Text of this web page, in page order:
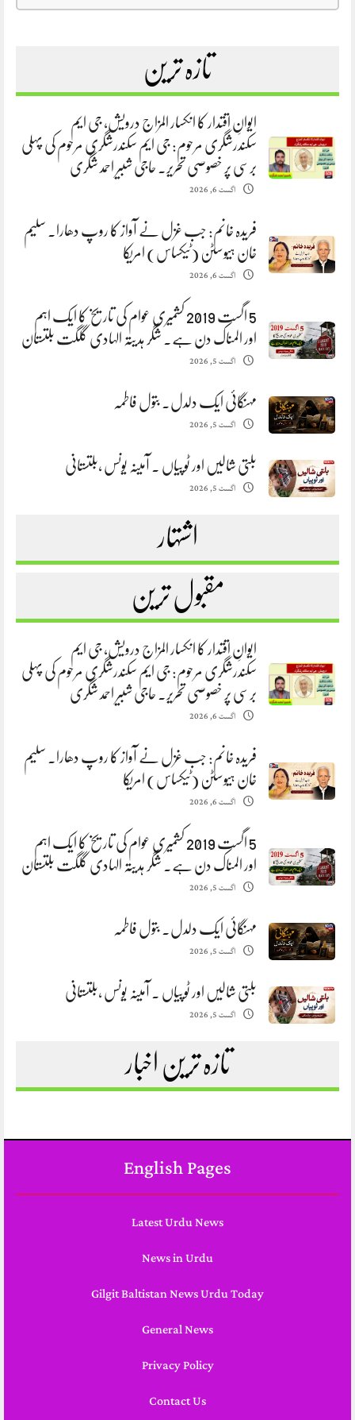
تازہ ترین
ایوانِ اقتدار کا انکسار المزاج درویش، جی ایم
سکندرشگری مرحوم: جی ایم سکندرشگری مرحوم کی پہلی
برسی پر خصوصی تحریر. حاجی شبیر احمد شگری
اگست 6, 2026
فریدہ خانم: جب غزل نے آواز کا روپ دھارا. سلیم
خان ہیوسٹن (ٹیکساس) امریکا
اگست 6, 2026
5 اگست 2019 کشمیری عوام کی تاریخ کا ایک اہم
اور المناک دن ہے. شگر ہدیتہ الہادی گلگت بلتستان
اگست 5, 2026
مہنگائی ایک دلدل. بتول فاطمہ
اگست 5, 2026
بلتی شالیں اور ٹوپیاں . آمینہ یونس ،بلتستانی
اگست 5, 2026
اشتہار
مقبول ترین
ایوانِ اقتدار کا انکسار المزاج درویش، جی ایم
سکندرشگری مرحوم: جی ایم سکندرشگری مرحوم کی پہلی
برسی پر خصوصی تحریر. حاجی شبیر احمد شگری
اگست 6, 2026
فریدہ خانم: جب غزل نے آواز کا روپ دھارا. سلیم
خان ہیوسٹن (ٹیکساس) امریکا
اگست 6, 2026
5 اگست 2019 کشمیری عوام کی تاریخ کا ایک اہم
اور المناک دن ہے. شگر ہدیتہ الہادی گلگت بلتستان
اگست 5, 2026
مہنگائی ایک دلدل. بتول فاطمہ
اگست 5, 2026
بلتی شالیں اور ٹوپیاں . آمینہ یونس ،بلتستانی
اگست 5, 2026
تازہ ترین اخبار
English Pages
Latest Urdu News
News in Urdu
Gilgit Baltistan News Urdu Today
General News
Privacy Policy
Contact Us